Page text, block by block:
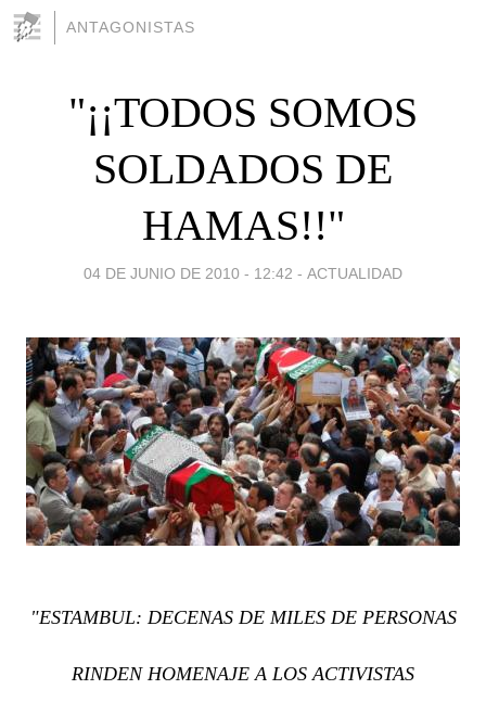
ANTAGONISTAS
"¡¡TODOS SOMOS
SOLDADOS DE
HAMAS!!"
04 DE JUNIO DE 2010 - 12:42 - ACTUALIDAD
"ESTAMBUL: DECENAS DE MILES DE PERSONAS
RINDEN HOMENAJE A LOS ACTIVISTAS